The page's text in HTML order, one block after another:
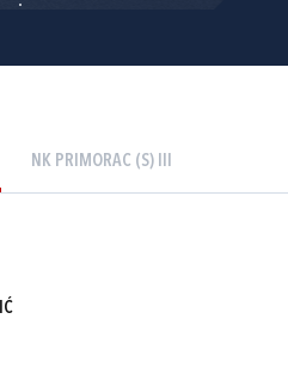
NK PRIMORAC (S) III